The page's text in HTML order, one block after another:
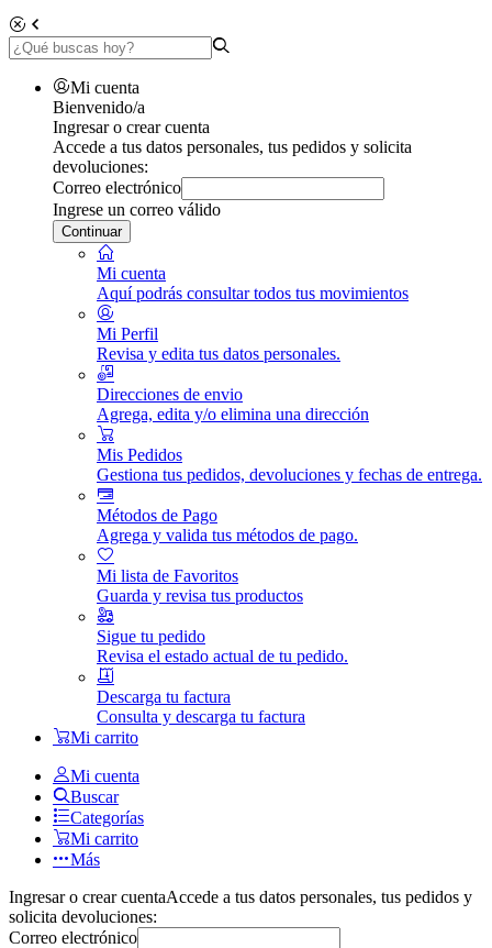
Mi cuenta
Bienvenido/a
Ingresar o crear cuenta
Accede a tus datos personales, tus pedidos y solicita
devoluciones:
Correo electrónico
Ingrese un correo válido
Continuar
Mi cuenta
Aquí podrás consultar todos tus movimientos
Mi Perfil
Revisa y edita tus datos personales.
Direcciones de envio
Agrega, edita y/o elimina una dirección
Mis Pedidos
Gestiona tus pedidos, devoluciones y fechas de entrega.
Métodos de Pago
Agrega y valida tus métodos de pago.
Mi lista de Favoritos
Guarda y revisa tus productos
Sigue tu pedido
Revisa el estado actual de tu pedido.
Descarga tu factura
Consulta y descarga tu factura
Mi carrito
Mi cuenta
Buscar
Categorías
Mi carrito
Más
Ingresar o crear cuentaAccede a tus datos personales, tus pedidos y
solicita devoluciones:
Correo electrónico